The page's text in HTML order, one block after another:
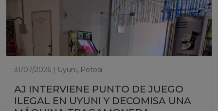
31/07/2026 | Uyuni, Potosi
AJ INTERVIENE PUNTO DE JUEGO
ILEGAL EN UYUNI Y DECOMISA UNA